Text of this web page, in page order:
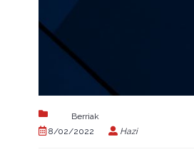
Berriak
8/02/2022
Hazi